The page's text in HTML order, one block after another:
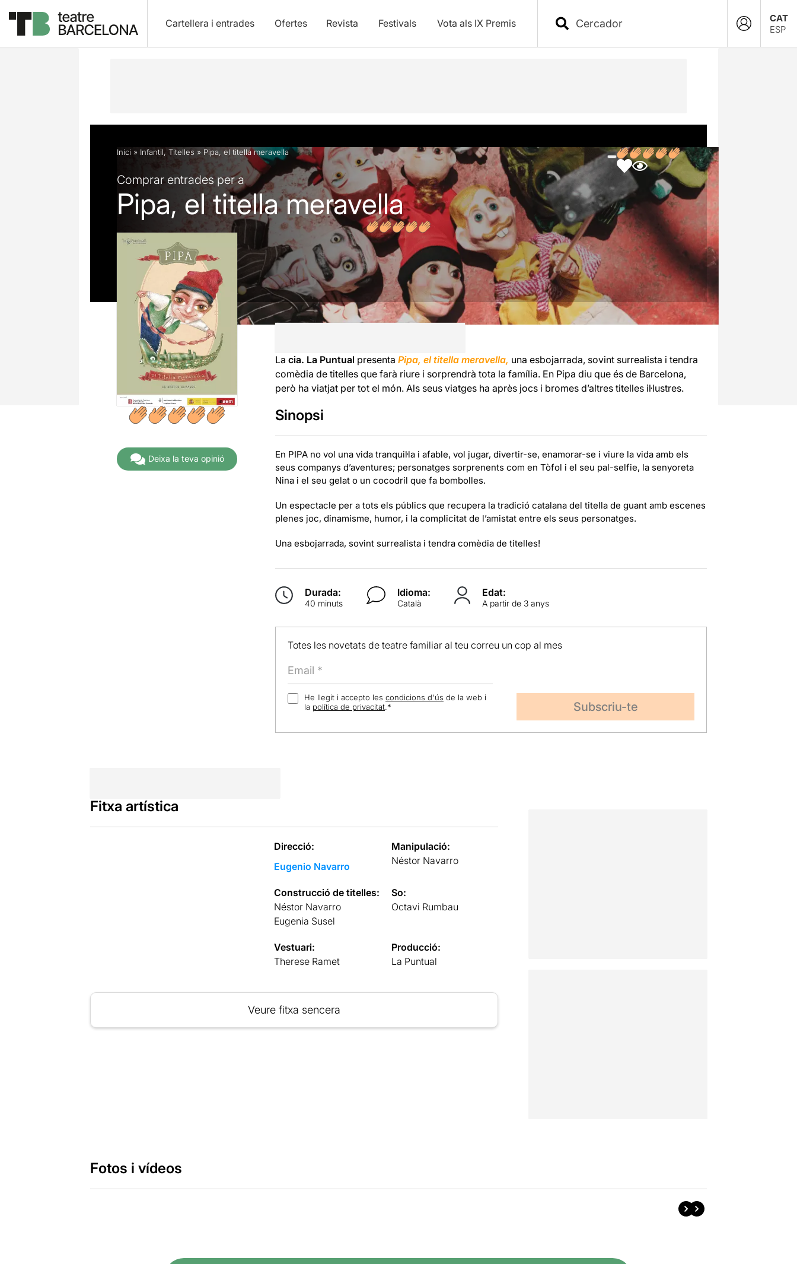
Cartellera i entrades Ofertes Revista Festivals Vota als IX Premis
CAT
ESP
Descripció Fitxa artística Fotos i vídeos Articles
Inici » Infantil, Titelles » Pipa, el titella meravella
Comprar entrades per a
Pipa, el titella meravella
Deixa la teva opinió
La cia. La Puntual presenta Pipa, el titella meravella, una esbojarrada, sovint surrealista i tendra
comèdia de titelles que farà riure i sorprendrà tota la família. En Pipa diu que és de Barcelona,
però ha viatjat per tot el món. Als seus viatges ha après jocs i bromes d’altres titelles il·lustres.
Sinopsi
En PIPA no vol una vida tranquil·la i afable, vol jugar, divertir-se, enamorar-se i viure la vida amb els
seus companys d’aventures; personatges sorprenents com en Tòfol i el seu pal-selfie, la senyoreta
Nina i el seu gelat o un cocodril que fa bombolles.
Un espectacle per a tots els públics que recupera la tradició catalana del titella de guant amb escenes
plenes joc, dinamisme, humor, i la complicitat de l’amistat entre els seus personatges.
Una esbojarrada, sovint surrealista i tendra comèdia de titelles!
Durada:
40 minuts
Idioma:
Català
Edat:
A partir de 3 anys
Totes les novetats de teatre familiar al teu correu un cop al mes
He llegit i accepto les condicions d'ús de la web i
la política de privacitat.*
Fitxa artística
Direcció:
Eugenio Navarro
Manipulació:
Néstor Navarro
Construcció de titelles:
Néstor Navarro
Eugenia Susel
So:
Octavi Rumbau
Vestuari:
Therese Ramet
Producció:
La Puntual
Veure fitxa sencera
Fotos i vídeos